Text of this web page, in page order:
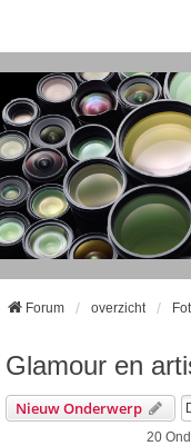
Forum overzicht
Glamour en
Nieuw Onderwerp
20